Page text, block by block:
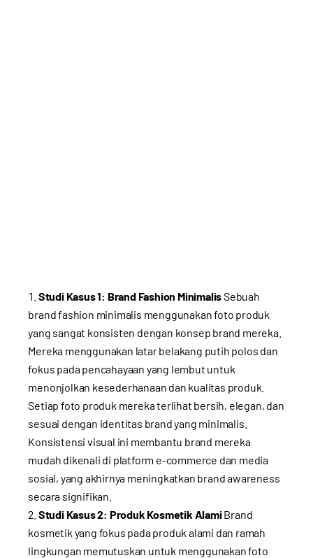
Studi Kasus 1: Brand Fashion MinimalisSebuah
brand fashion minimalis menggunakan foto produk
yang sangat konsisten dengan konsep brand mereka.
Mereka menggunakan latar belakang putih polos dan
fokus pada pencahayaan yang lembut untuk
menonjolkan kesederhanaan dan kualitas produk.
Setiap foto produk mereka terlihat bersih, elegan, dan
sesuai dengan identitas brand yang minimalis.
Konsistensi visual ini membantu brand mereka
mudah dikenali di platform e-commerce dan media
sosial, yang akhirnya meningkatkan brand awareness
secara signifikan.
Studi Kasus 2: Produk Kosmetik AlamiBrand
kosmetik yang fokus pada produk alami dan ramah
lingkungan memutuskan untuk menggunakan foto